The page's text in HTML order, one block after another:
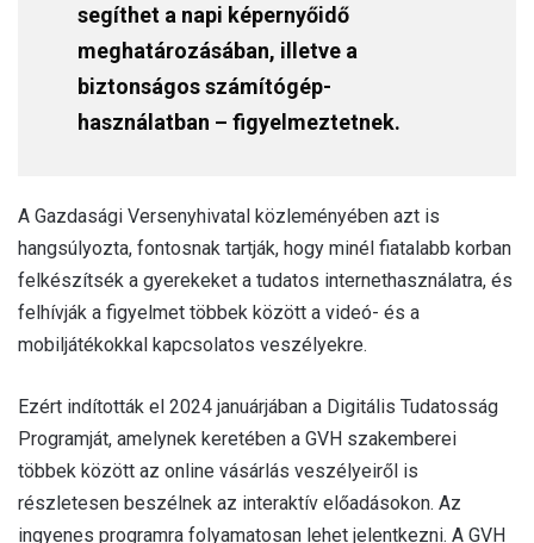
segíthet a napi képernyőidő
meghatározásában, illetve a
biztonságos számítógép-
használatban – figyelmeztetnek.
A Gazdasági Versenyhivatal közleményében azt is
hangsúlyozta, fontosnak tartják, hogy minél fiatalabb korban
felkészítsék a gyerekeket a tudatos internethasználatra, és
felhívják a figyelmet többek között a videó- és a
mobiljátékokkal kapcsolatos veszélyekre.
Ezért indították el 2024 januárjában a Digitális Tudatosság
Programját, amelynek keretében a GVH szakemberei
többek között az online vásárlás veszélyeiről is
részletesen beszélnek az interaktív előadásokon. Az
ingyenes programra folyamatosan lehet jelentkezni. A GVH